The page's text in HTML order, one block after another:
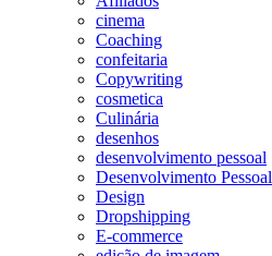
cinema
Coaching
confeitaria
Copywriting
cosmetica
Culinária
desenhos
desenvolvimento pessoal
Desenvolvimento Pessoal
Design
Dropshipping
E-commerce